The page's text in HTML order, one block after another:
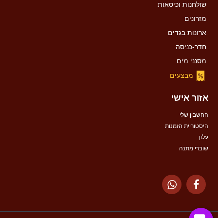
שולחנות וכיסאות
מזרונים
ארונות בגדים
חדר-כניסה
מסנני מים
מבצעים
אזור אישי
החשבון שלי
היסטוריית הזמנות
עלון
שוברי מתנה